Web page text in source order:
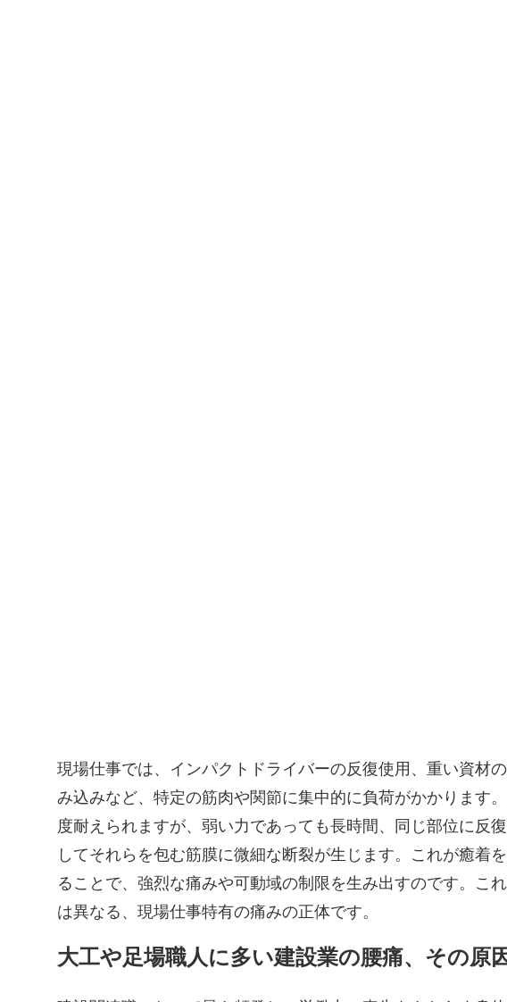
現場仕事では、インパクトドライバーの反復使用、重い資材
み込みなど、特定の筋肉や関節に集中的に負荷がかかります
度耐えられますが、弱い力であっても長時間、同じ部位に反
してそれらを包む筋膜に微細な断裂が生じます。これが癒着
ることで、強烈な痛みや可動域の制限を生み出すのです。これ
は異なる、現場仕事特有の痛みの正体です。
大工や足場職人に多い建設業の腰痛、その原